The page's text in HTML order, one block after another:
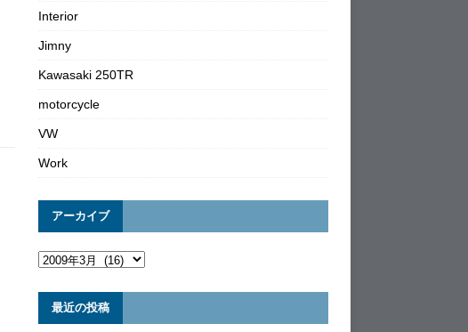
Interior
Jimny
Kawasaki 250TR
motorcycle
VW
Work
アーカイブ
最近の投稿